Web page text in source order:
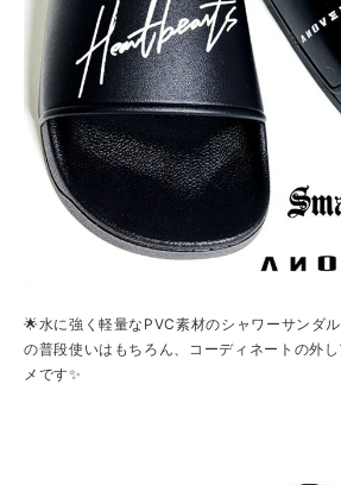
🌟水に強く軽量なPVC素材のシャワーサンダ
の普段使いはもちろん、コーディネートの外
メです✨